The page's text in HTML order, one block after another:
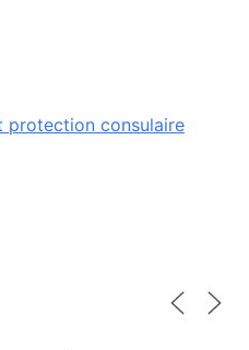
protection consulaire